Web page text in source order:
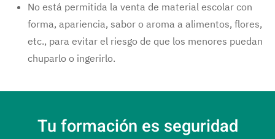
No está permitida la venta de material escolar con
forma, apariencia, sabor o aroma a alimentos, flores,
etc., para evitar el riesgo de que los menores puedan
chuparlo o ingerirlo.
Tu formación es seguridad